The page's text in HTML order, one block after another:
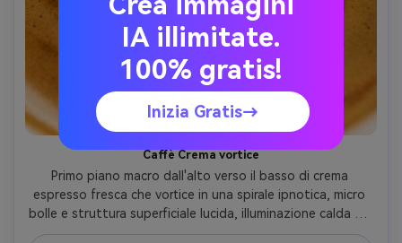
Caffè Crema vortice
Primo piano macro dall'alto verso il basso di crema
espresso fresca che vortice in una spirale ipnotica, micro
bolle e struttura superficiale lucida, illuminazione calda del
caffè, riflessi sottili, profondità di campo bassa, Sony
IA illimitate.
100% gratis!
Inizia Gratis→